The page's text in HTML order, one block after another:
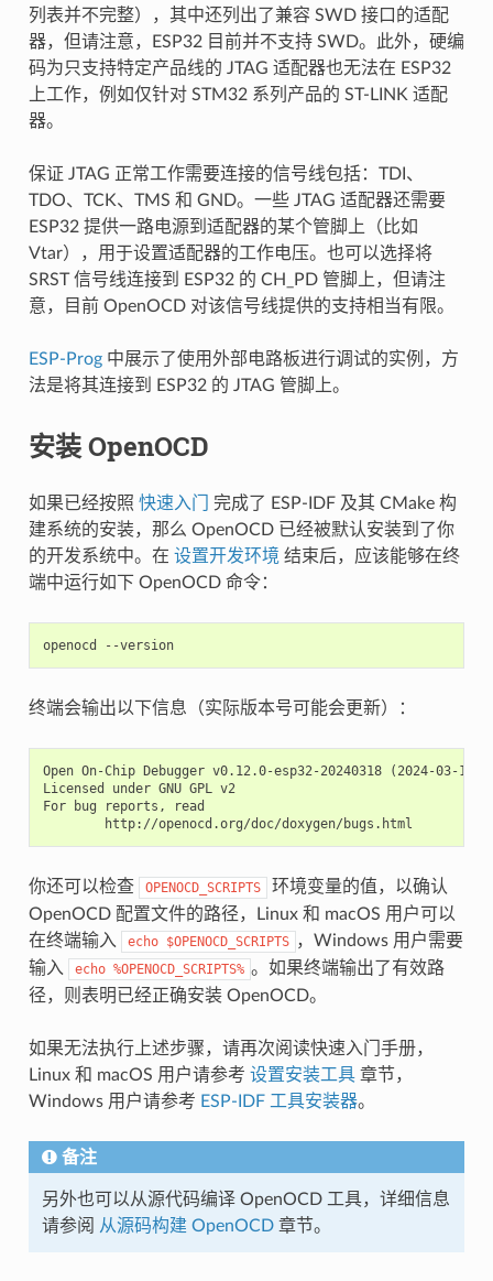
列表并不完整），其中还列出了兼容 SWD 接口的适配
器，但请注意，ESP32 目前并不支持 SWD。此外，硬编
码为只支持特定产品线的 JTAG 适配器也无法在 ESP32
上工作，例如仅针对 STM32 系列产品的 ST-LINK 适配
器。
保证 JTAG 正常工作需要连接的信号线包括：TDI、
TDO、TCK、TMS 和 GND。一些 JTAG 适配器还需要
ESP32 提供一路电源到适配器的某个管脚上（比如
Vtar），用于设置适配器的工作电压。也可以选择将
SRST 信号线连接到 ESP32 的 CH_PD 管脚上，但请注
意，目前 OpenOCD 对该信号线提供的支持相当有限。
ESP-Prog中展示了使用外部电路板进行调试的实例，方
法是将其连接到 ESP32 的 JTAG 管脚上。
安装 OpenOCD
如果已经按照 快速入门
完成了 ESP-IDF 及其 CMake 构
建系统的安装，那么 OpenOCD 已经被默认安装到了你
的开发系统中。在 设置开发环境结束后，应该能够在终
端中运行如下 OpenOCD 命令：
openocd --version
终端会输出以下信息（实际版本号可能会更新）：
Open On-Chip Debugger v0.12.0-esp32-20240318 (2024-03-18-
Licensed under GNU GPL v2
For bug reports, read
你还可以检查 OPENOCD_SCRIPTS
环境变量的值，以确认
OpenOCD 配置文件的路径，Linux 和 macOS 用户可以
在终端输入
echo $OPENOCD_SCRIPTS ，Windows 用户需要
输入
echo %OPENOCD_SCRIPTS% 。如果终端输出了有效路
径，则表明已经正确安装 OpenOCD。
如果无法执行上述步骤，请再次阅读快速入门手册，
Linux 和 macOS 用户请参考 设置安装工具章节，
Windows 用户请参考 ESP-IDF 工具安装器。
备注
另外也可以从源代码编译 OpenOCD 工具，详细信息
请参阅 从源码构建 OpenOCD章节。